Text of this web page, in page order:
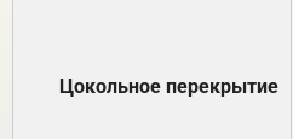
Цокольное перекрытие